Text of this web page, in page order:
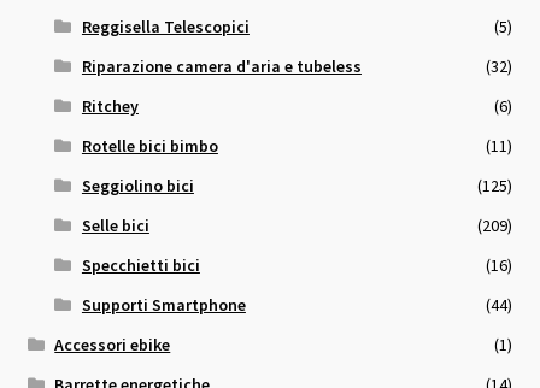
Reggisella Telescopici
(5)
Riparazione camera d'aria e tubeless
(32)
Ritchey
(6)
Rotelle bici bimbo
(11)
Seggiolino bici
(125)
Selle bici
(209)
Specchietti bici
(16)
Supporti Smartphone
(44)
Accessori ebike
(1)